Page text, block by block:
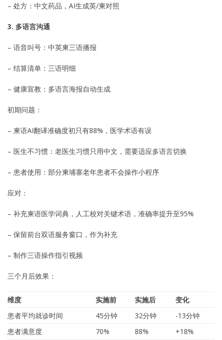
– 处方：中文药品，AI生成英/柬对照
3. 多语言沟通
– 语音叫号：中英柬三语播报
– 结算清单：三语明细
– 健康宣教：多语言海报自动生成
初期问题：
– 柬语AI翻译准确度初只有88%，医学术语有误
– 医生不习惯：老医生习惯只用中文，需要适应多语言切换
– 患者使用：部分柬埔寨老年患者不会操作小程序
应对：
– 补充柬语医学词典，人工校对关键术语，准确率提升至95%
– 保留前台双语服务窗口，作为补充
– 制作三语操作指引视频
三个月后效果：
维度 实施前 实施后
变化
患者平均就诊时间
45分钟 32分钟
-13分钟
患者满意度
70% 88% +18%